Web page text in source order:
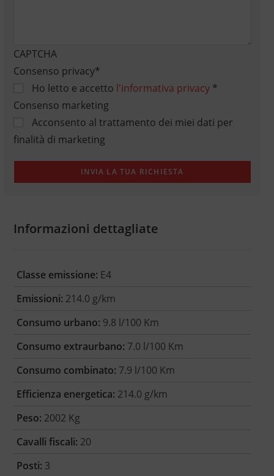
CAPTCHA
Consenso privacy*
Ho letto e accetto l'informativa privacy*
Consenso marketing
Acconsento al trattamento dei miei dati per
finalità di marketing
Informazioni dettagliate
Classe emissione: E4
Emissioni: 214.0 g/km
Consumo urbano: 9.8 l/100 Km
Consumo extraurbano: 7.0 l/100 Km
Consumo combinato: 7.9 l/100 Km
Efficienza energetica: 214.0 g/km
Peso: 2002 Kg
Cavalli fiscali: 20
Posti: 3